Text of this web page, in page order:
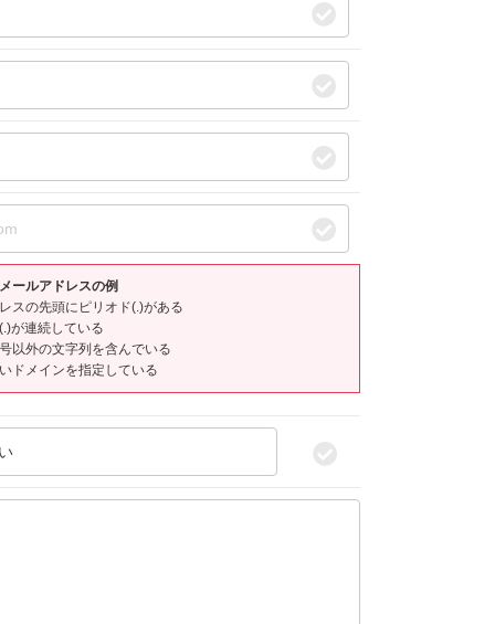
ールアドレスの例
スの先頭にピリオド(.)がある
が連続している
以外の文字列を含んでいる
ドメインを指定している